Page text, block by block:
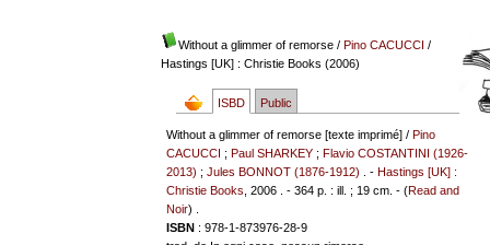
Without a glimmer of remorse/ Pino CACUCCI /
Hastings [UK] : Christie Books (2006)
ISBD Public
Without a glimmer of remorse [texte imprimé] /Pino
CACUCCI ;Paul SHARKEY ;Flavio COSTANTINI (1926-
2013) ;Jules BONNOT (1876-1912) . -Hastings [UK] :
Christie Books , 2006 . - 364 p. : ill. ; 19 cm. - (Read and
Noir) .
ISBN : 978-1-873976-28-9